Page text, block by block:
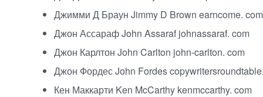
Джимми Д Браун Jimmy D Brown earncome. com
Джон Ассараф John Assaraf johnassaraf. com
Джон Карлтон John Carlton john-carlton. com
Джон Фордес John Fordes
Кен Маккарти Ken McCarthy kenmccarthy. com